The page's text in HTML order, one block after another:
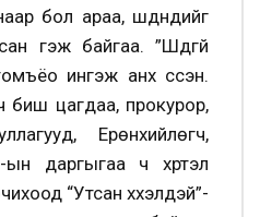
бол араа, шүднүүдийг
гэж байгаа. ”Шүдгүй
ингэж анх үүссэн.
цагдаа, прокурор,
Ерөнхийлөгч,
даргыгаа ч хүртэл
“Утсан хүүхэлдэй”-